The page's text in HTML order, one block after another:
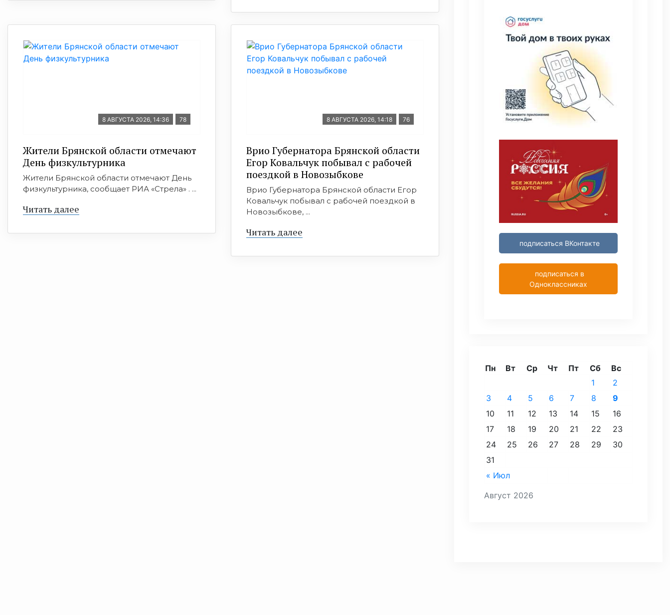
8 АВГУСТА 2026, 14:36 78
Жители Брянской области отмечают
День физкультурника
Жители Брянской области отмечают День
физкультурника, сообщает РИА «Стрела» . ...
Читать далее
8 АВГУСТА 2026, 14:18 76
Врио Губернатора Брянской области
Егор Ковальчук побывал с рабочей
поездкой в Новозыбкове
Врио Губернатора Брянской области Егор
Ковальчук побывал с рабочей поездкой в
Новозыбкове, ...
Читать далее
подписаться ВКонтакте
подписаться в
Одноклассниках
Август 2026
Пн Вт Ср Чт Пт Сб Вс
« Июл
1
2
3
4 5 6 7 8
9
10
11 12 13 14 15
16
17
18 19 20 21 22
23
24
25 26 27 28 29
30
31